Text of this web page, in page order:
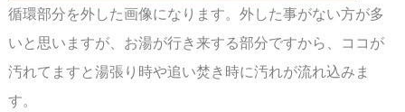
循環部分を外した画像になります。外した事がない方が多
いと思いますが、お湯が行き来する部分ですから、ココが
汚れてますと湯張り時や追い焚き時に汚れが流れ込みま
す。